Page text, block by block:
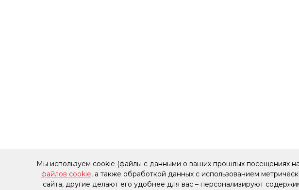
Мы используем cookie (файлы с данными о ваших прошлых посещениях
файлов cookie, а также обработкой данных с использованием
сайта, другие делают его удобнее для вас – персонализируют